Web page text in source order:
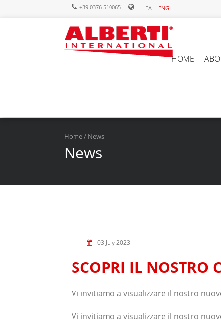
+39 0376 510065 ITA ENG
HOME
Home/ News
News
03 July 2023
SCOPRI IL NOSTRO
Vi invitiamo a visualizzare il nostro
Vi invitiamo a visualizzare il nostro